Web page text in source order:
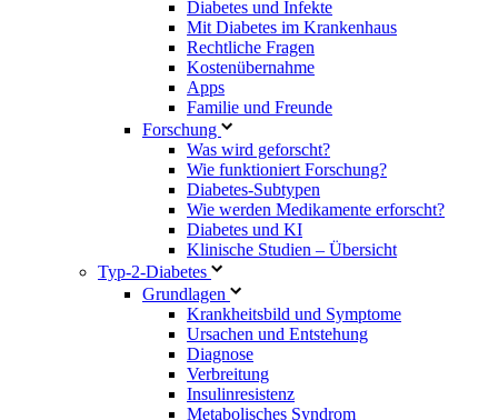
Diabetes und Infekte
Mit Diabetes im Krankenhaus
Rechtliche Fragen
Kostenübernahme
Apps
Familie und Freunde
Forschung
Was wird geforscht?
Wie funktioniert Forschung?
Diabetes-Subtypen
Wie werden Medikamente erforscht?
Diabetes und KI
Klinische Studien – Übersicht
Typ-2-Diabetes
Grundlagen
Krankheitsbild und Symptome
Ursachen und Entstehung
Diagnose
Verbreitung
Insulinresistenz
Metabolisches Syndrom